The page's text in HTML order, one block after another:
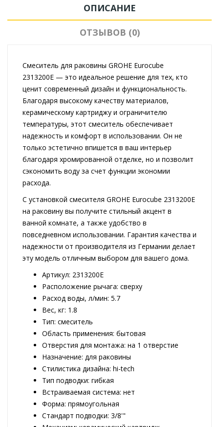
ОПИСАНИЕ
ОТЗЫВОВ (0)
Смеситель для раковины GROHE Eurocube
2313200E — это идеальное решение для тех, кто
ценит современный дизайн и функциональность.
Благодаря высокому качеству материалов,
керамическому картриджу и ограничителю
температуры, этот смеситель обеспечивает
надежность и комфорт в использовании. Он не
только эстетично впишется в ваш интерьер
благодаря хромированной отделке, но и позволит
сэкономить воду за счет функции экономии
расхода.
С установкой смесителя GROHE Eurocube 2313200E
на раковину вы получите стильный акцент в
ванной комнате, а также удобство в
повседневном использовании. Гарантия качества и
надежности от производителя из Германии делает
эту модель отличным выбором для вашего дома.
Артикул: 2313200E
Расположение рычага: сверху
Расход воды, л/мин: 5.7
Вес, кг: 1.8
Тип: смеситель
Область применения: бытовая
Отверстия для монтажа: на 1 отверстие
Назначение: для раковины
Стилистика дизайна: hi-tech
Тип подводки: гибкая
Встраиваемая система: нет
Форма: прямоугольная
Стандарт подводки: 3/8'"